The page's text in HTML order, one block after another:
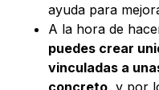
ayuda para
A la hora de
puedes crear
vinculadas a